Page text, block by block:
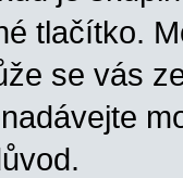
tlačítko.
se vás